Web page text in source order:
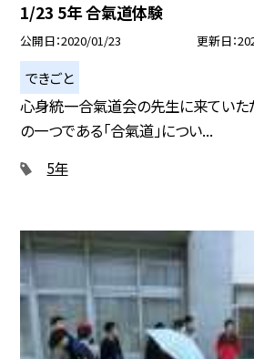
1/23 5年 合氣道体験
公開日 2020/01/23 更新日
できごと
心身統一合氣道会の先生に来ていた
の一つである「合氣道」につい...
5年